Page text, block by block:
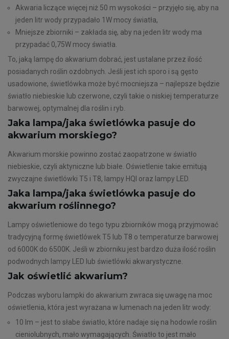
Akwaria liczące więcej niż 50 m wysokości – przyjęło się, aby na
jeden litr wody przypadało 1W mocy światła,
Mniejsze zbiorniki – zakłada się, aby na jeden litr wody ma
przypadać 0,75W mocy światła.
To, jaką lampę do akwarium dobrać, jest ustalane przez ilość
posiadanych roślin ozdobnych. Jeśli jest ich sporo i są gęsto
usadowione, świetlówka może być mocniejsza – najlepsze będzie
światło niebieskie lub czerwone, czyli takie o niskiej temperaturze
barwowej, optymalnej dla roślin i ryb.
Jaka lampa/jaka świetlówka pasuje do
akwarium morskiego?
Akwarium morskie powinno zostać zaopatrzone w światło
niebieskie, czyli aktyniczne lub białe. Oświetlenie takie emitują
zwyczajne świetlówki T5 i T8, lampy HQI oraz lampy LED.
Jaka lampa/jaka świetlówka pasuje do
akwarium roślinnego?
Lampy oświetleniowe do tego typu zbiorników mogą przyjmować
tradycyjną formę świetlówek T5 lub T8 o temperaturze barwowej
od 6000K do 6500K. Jeśli w zbiorniku jest bardzo duża ilość roślin
podwodnych lampy LED lub świetlówki akwarystyczne.
Jak oświetlić akwarium?
Podczas wyboru lampki do akwarium zwraca się uwagę na moc
oświetlenia, która jest wyrażana w lumenach na jeden litr wody:
10 lm – jest to słabe światło, które nadaje się na hodowle roślin
cieniolubnych, mało wymagających. Światło to jest mało